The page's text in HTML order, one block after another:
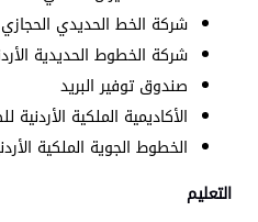
شركة الخط الحديدي الحجازي
شركة الخطوط الحديدية
صندوق توفير البريد
الأكاديمية الملكية الأردنية
الخطوط الجوية الملكية
التعليم